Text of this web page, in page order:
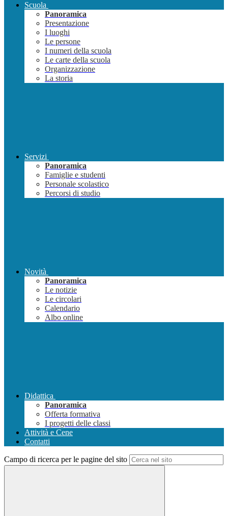
Scuola
Panoramica
Presentazione
I luoghi
Le persone
I numeri della scuola
Le carte della scuola
Organizzazione
La storia
Servizi
Panoramica
Famiglie e studenti
Personale scolastico
Percorsi di studio
Novità
Panoramica
Le notizie
Le circolari
Calendario
Albo online
Didattica
Panoramica
Offerta formativa
I progetti delle classi
Attività e Cene
Contatti
Campo di ricerca per le pagine del sito